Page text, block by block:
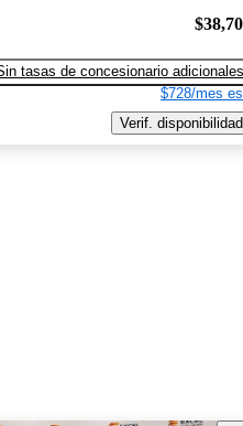
tasas de concesionario adicionales
$728/mes
Verif. disponibilidad